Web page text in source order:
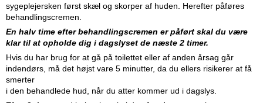
sygeplejersken først skæl og skorper af huden. Herefter påføres
behandlingscremen.
En halv time efter behandlingscremen er påført skal du være
klar til at opholde dig i dagslyset de næste 2 timer.
Hvis du har brug for at gå på toilettet eller af anden årsag går
indendørs, må det højst vare 5 minutter, da du ellers risikerer at få
smerter
i den behandlede hud, når du atter kommer ud i dagslys.